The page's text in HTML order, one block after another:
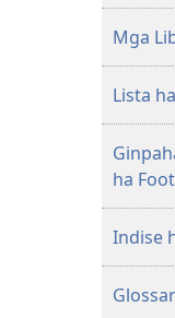
Mga
Lista
ha
Indise